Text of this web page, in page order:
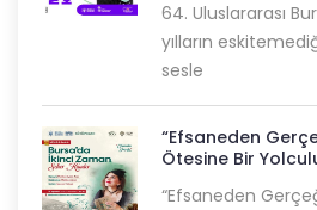
64. Uluslararası
yılların
sesle
“Efsaneden
Ötesine Bir
“Efsaneden